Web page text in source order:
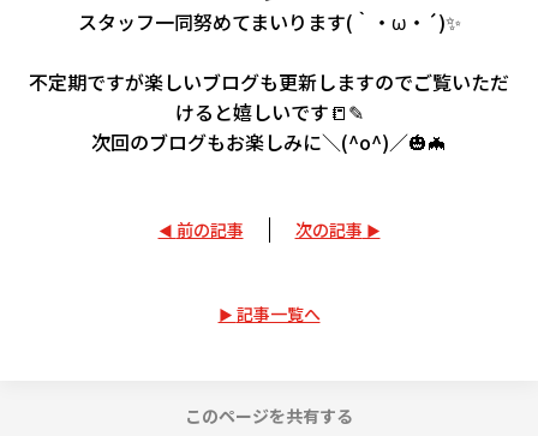
スタッフ一同努めてまいります(｀・ω・´)✨
不定期ですが楽しいブログも更新しますのでご覧いただ
けると嬉しいです📒✎
次回のブログもお楽しみに＼(^o^)／🎃🦇
前の記事 次の記事
記事一覧へ
このページを共有する